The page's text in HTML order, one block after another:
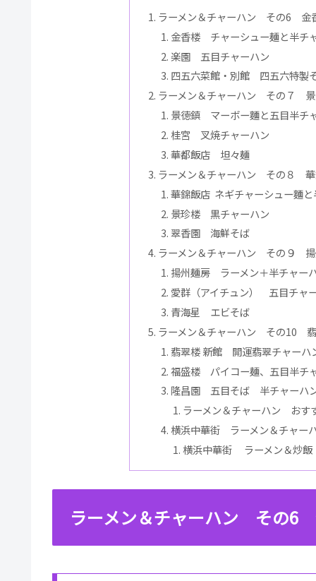
ラーメン＆チャーハン その6
金香楼 チャーシュー麺と半チ
楽園 五目チャーハン
四五六菜館・別館 四五六特製
ラーメン＆チャーハン その７
景徳鎮 マーボー麵と五目半チ
桂宮 叉焼チャーハン
華都飯店 坦々麺
ラーメン＆チャーハン その８
華錦飯店 ネギチャーシュー麵
景珍楼 黒チャーハン
翠香園 海鮮そば
ラーメン＆チャーハン その９
揚州麺房 ラーメン＋半チャー
愛群（アイチュン） 五目チャ
青海星 エビそば
ラーメン＆チャーハン その10
翡翠楼 新館 開運翡翠チャーハ
福盛楼 パイコー麺、五目半チ
隆昌園 五目そば 半チャーハ
ラーメン＆チャーハン お
横浜中華街 ラーメン＆チャー
横浜中華街 ラーメン＆炒
ラーメン＆チャーハン その